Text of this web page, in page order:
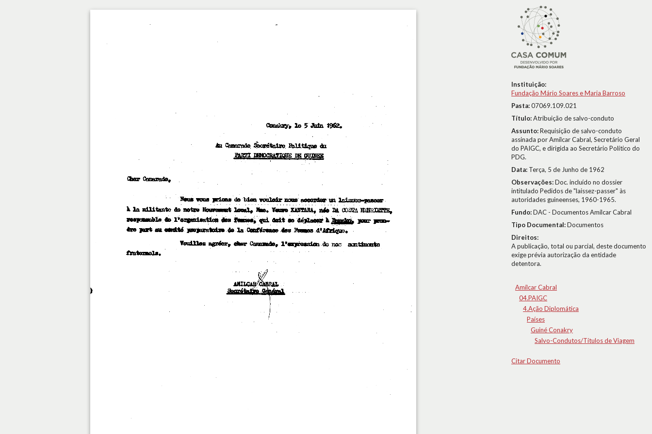
Instituição:
Fundação Mário Soares e Maria Barroso
Pasta:07069.109.021
Título:Atribuição de salvo-conduto
Assunto:Requisição de salvo-conduto
assinada por Amílcar Cabral, Secretário Geral
do PAIGC, e dirigida ao Secretário Político do
PDG.
Data: Terça, 5 de Junho de 1962
Observações:Doc. incluído no dossier
intitulado Pedidos de "laissez-passer" às
autoridades guineenses, 1960-1965.
Fundo:DAC - Documentos Amílcar Cabral
Tipo Documental:Documentos
Direitos:
A publicação, total ou parcial, deste documento
exige prévia autorização da entidade
detentora.
Amílcar Cabral
04.PAIGC
4.Ação Diplomática
Países
Guiné Conakry
Salvo-Condutos/Títulos de Viagem
Citar Documento